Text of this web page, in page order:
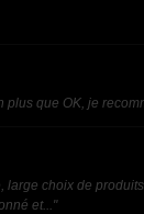
plus que OK, je
large choix de
et..."